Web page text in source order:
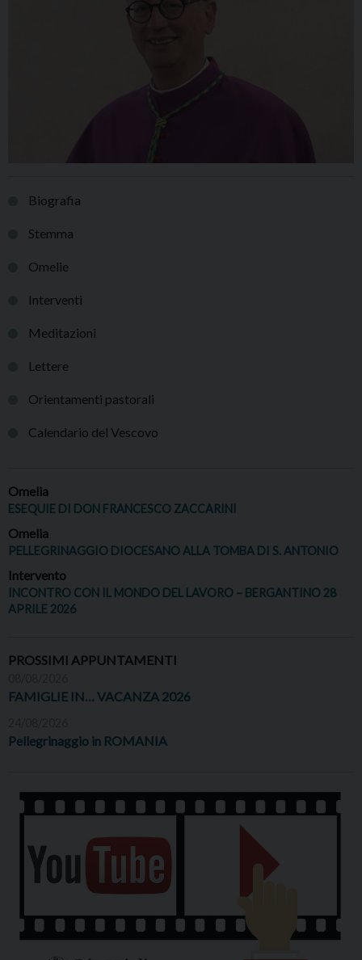
Biografia
Stemma
Omelie
Interventi
Meditazioni
Lettere
Orientamenti pastorali
Calendario del Vescovo
Omelia
ESEQUIE DI DON FRANCESCO ZACCARINI
Omelia
PELLEGRINAGGIO DIOCESANO ALLA TOMBA DI S. ANTONIO
Intervento
INCONTRO CON IL MONDO DEL LAVORO – BERGANTINO 28
APRILE 2026
PROSSIMI APPUNTAMENTI
FAMIGLIE IN… VACANZA 2026
Pellegrinaggio in ROMANIA